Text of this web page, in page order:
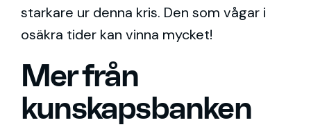
starkare ur denna kris. Den som vågar i
osäkra tider kan vinna mycket!
Mer från
kunskapsbanken